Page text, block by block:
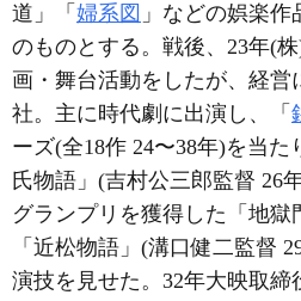
道」「 婦系図 」などの娯楽
のものとする。戦後、23年(
画・舞台活動をしたが、経営
社。主に時代劇に出演し、「
ーズ(全18作 24〜38年)を当
氏物語」(吉村公三郎監督 26
グランプリを獲得した「地獄
「近松物語」(溝口健二監督
演技を見せた。32年大映取締